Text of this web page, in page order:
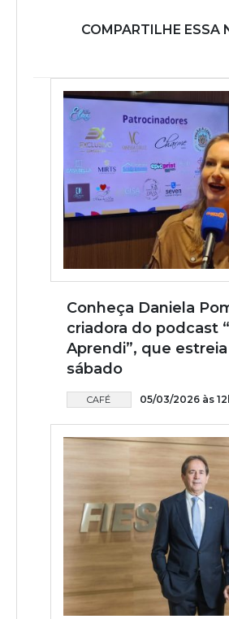
COMPARTILHE ESSA
Conheça Daniela
criadora do podcast
Aprendi”, que
sábado
CAFÉ 05/03/2026 às